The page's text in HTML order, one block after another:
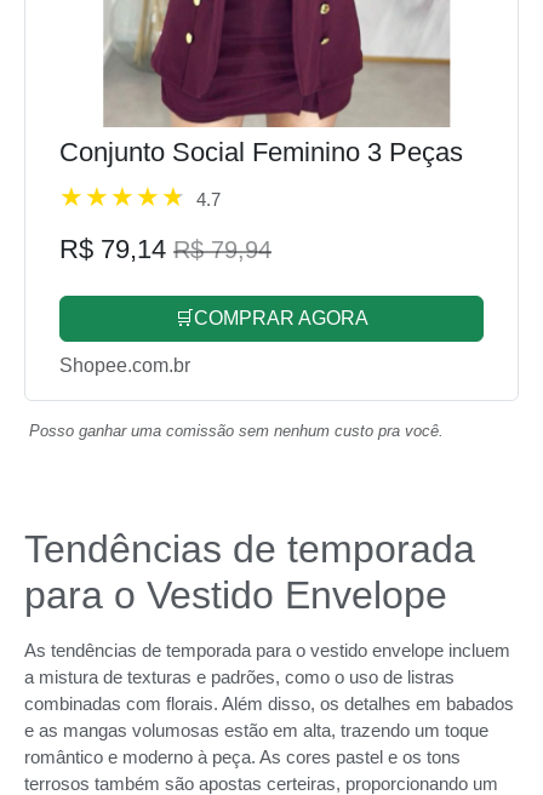
Conjunto Social Feminino 3 Peças
4.7
R$ 79,14 R$ 79,94
🛒COMPRAR AGORA
Shopee.com.br
Posso ganhar uma comissão sem nenhum custo pra você.
Tendências de temporada
para o Vestido Envelope
As tendências de temporada para o vestido envelope incluem
a mistura de texturas e padrões, como o uso de listras
combinadas com florais. Além disso, os detalhes em babados
e as mangas volumosas estão em alta, trazendo um toque
romântico e moderno à peça. As cores pastel e os tons
terrosos também são apostas certeiras, proporcionando um